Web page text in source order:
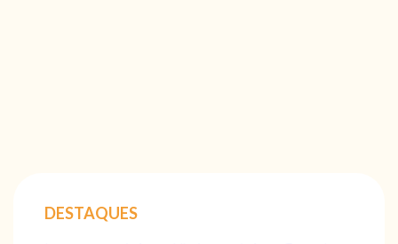
DESTAQUES